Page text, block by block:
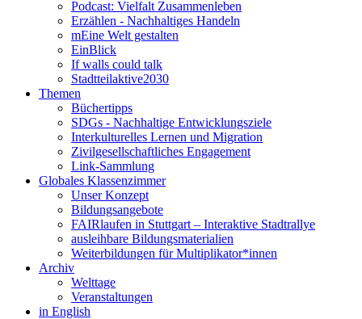
Podcast: Vielfalt Zusammenleben
Erzählen - Nachhaltiges Handeln
mEine Welt gestalten
EinBlick
If walls could talk
Stadtteilaktive2030
Themen
Büchertipps
SDGs - Nachhaltige Entwicklungsziele
Interkulturelles Lernen und Migration
Zivilgesellschaftliches Engagement
Link-Sammlung
Globales Klassenzimmer
Unser Konzept
Bildungsangebote
FAIRlaufen in Stuttgart – Interaktive Stadtrallye
ausleihbare Bildungsmaterialien
Weiterbildungen für Multiplikator*innen
Archiv
Welttage
Veranstaltungen
in English